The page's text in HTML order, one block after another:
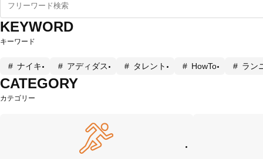
KEYWORD
キーワード
ナイキ アディダス タレント HowTo ラン
CATEGORY
カテゴリー